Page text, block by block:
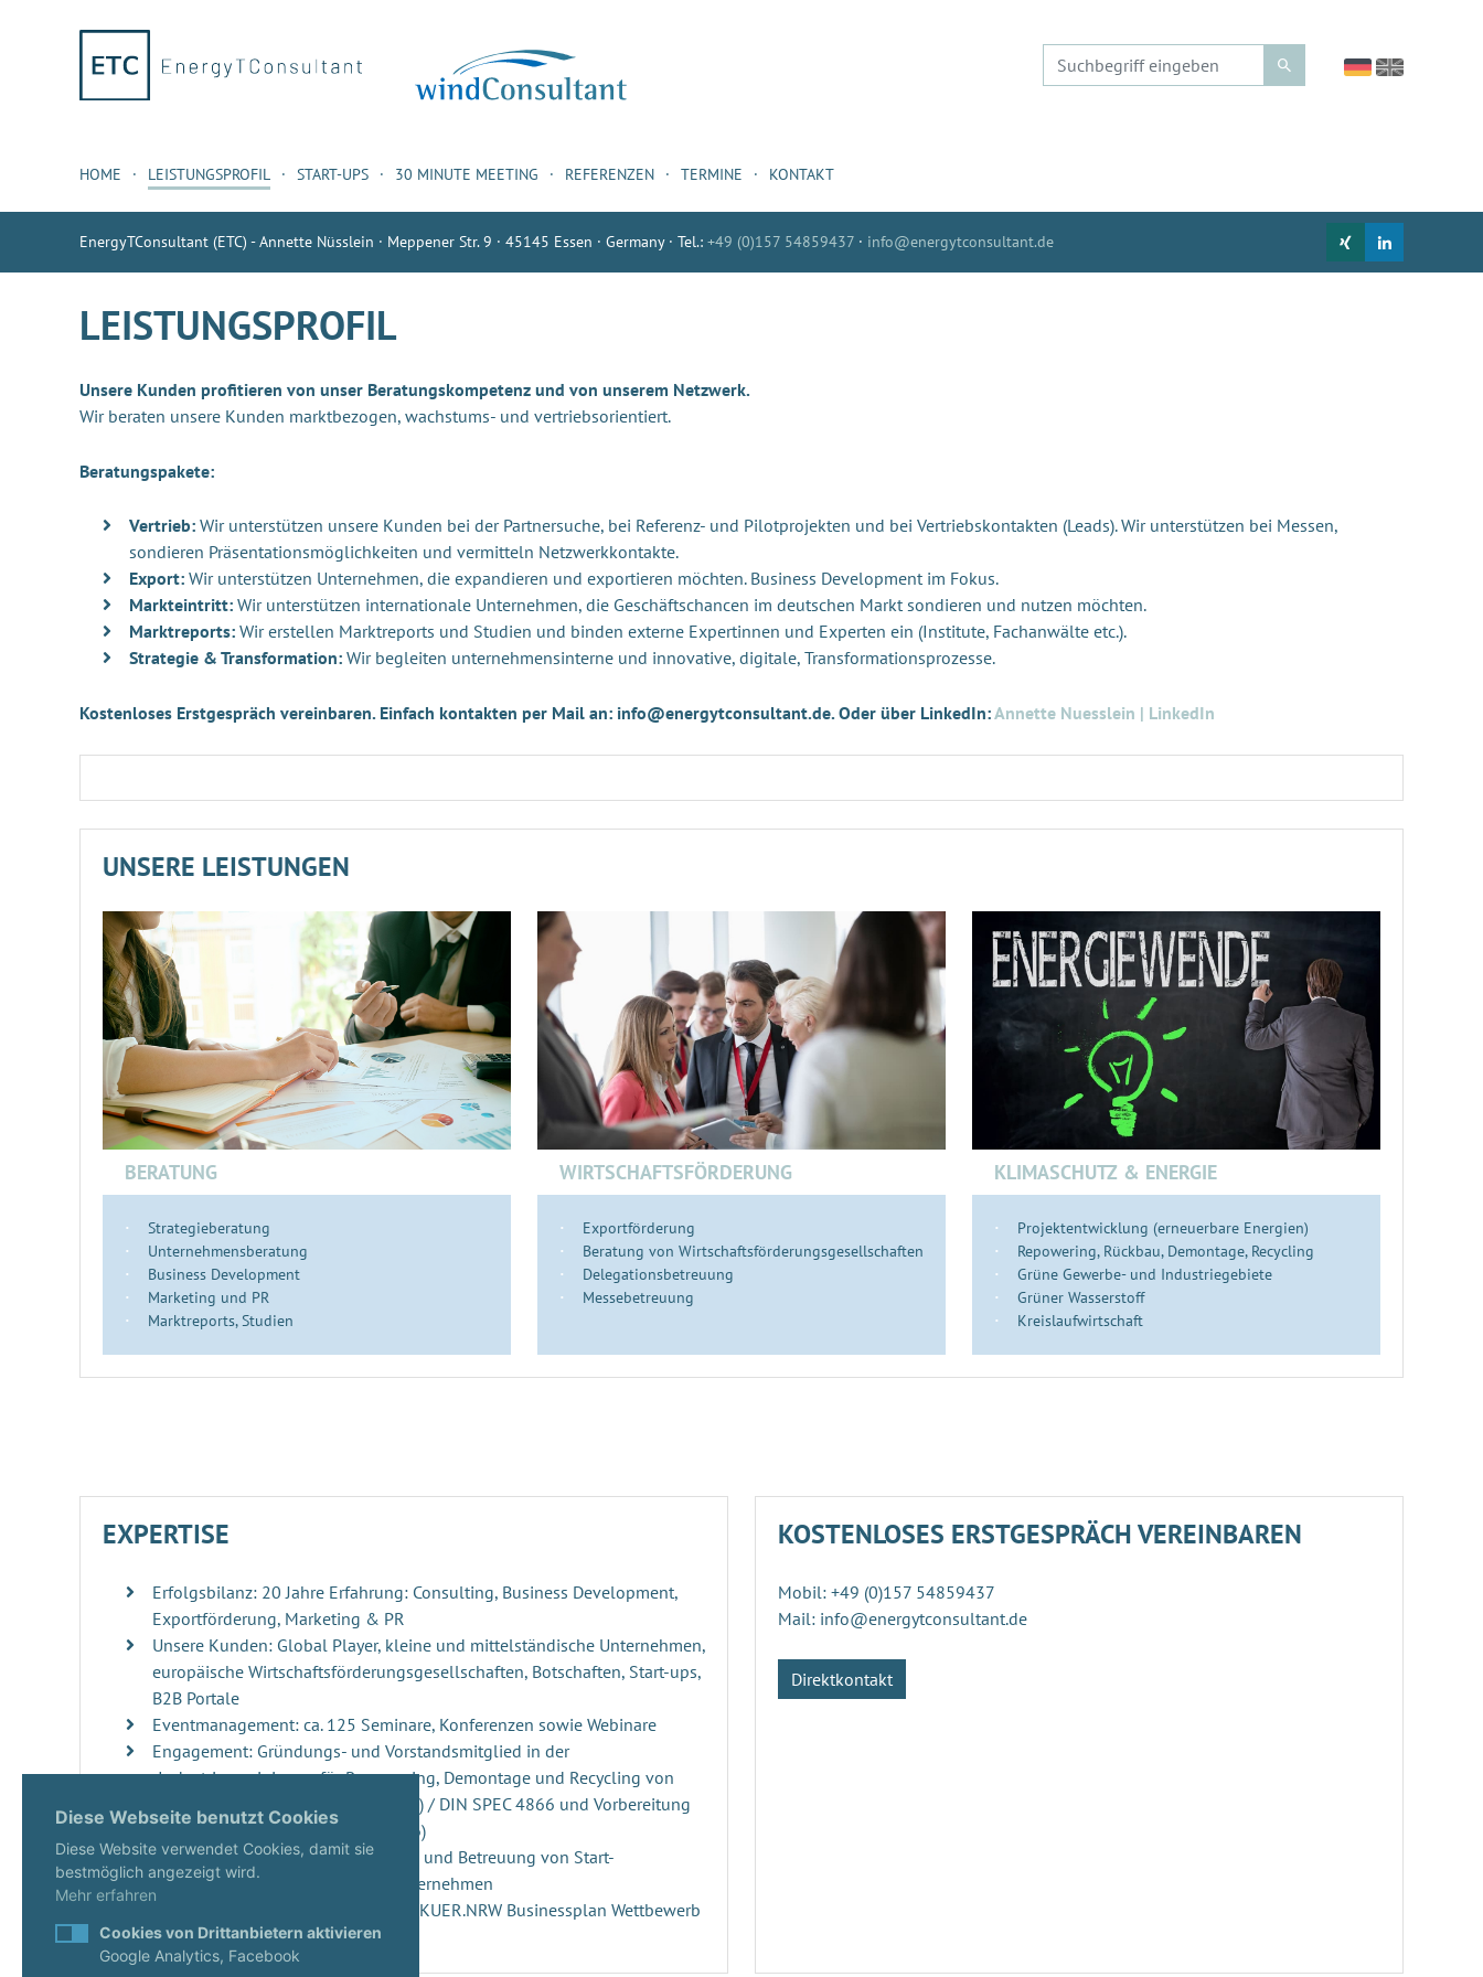
HOME LEISTUNGSPROFIL START-UPS 30 MINUTE MEETING REFERENZEN TERMINE KONTAKT
EnergyTConsultant (ETC) - Annette Nüsslein · Meppener Str. 9 · 45145 Essen · Germany · Tel.: +49 (0)157 54859437 · info@energytconsultant.de
LEISTUNGSPROFIL
Unsere Kunden profitieren von unser Beratungskompetenz und von unserem Netzwerk.
Wir beraten unsere Kunden marktbezogen, wachstums- und vertriebsorientiert.
Beratungspakete:
Vertrieb: Wir unterstützen unsere Kunden bei der Partnersuche, bei Referenz- und Pilotprojekten und bei Vertriebskontakten (Leads). Wir unterstützen bei Messen,
sondieren Präsentationsmöglichkeiten und vermitteln Netzwerkkontakte.
Export: Wir unterstützen Unternehmen, die expandieren und exportieren möchten. Business Development im Fokus.
Markteintritt: Wir unterstützen internationale Unternehmen, die Geschäftschancen im deutschen Markt sondieren und nutzen möchten.
Marktreports: Wir erstellen Marktreports und Studien und binden externe Expertinnen und Experten ein (Institute, Fachanwälte etc.).
Strategie & Transformation: Wir begleiten unternehmensinterne und innovative, digitale, Transformationsprozesse.
Kostenloses Erstgespräch vereinbaren. Einfach kontakten per Mail an: info@energytconsultant.de. Oder über LinkedIn:Annette Nuesslein | LinkedIn
UNSERE LEISTUNGEN
BERATUNG
Strategieberatung
Unternehmensberatung
Business Development
Marketing und PR
Marktreports, Studien
WIRTSCHAFTSFÖRDERUNG
Exportförderung
Beratung von Wirtschaftsförderungsgesellschaften
Delegationsbetreuung
Messebetreuung
KLIMASCHUTZ & ENERGIE
Projektentwicklung (erneuerbare Energien)
Repowering, Rückbau, Demontage, Recycling
Grüne Gewerbe- und Industriegebiete
Grüner Wasserstoff
Kreislaufwirtschaft
EXPERTISE
Erfolgsbilanz: 20 Jahre Erfahrung: Consulting, Business Development,
Exportförderung, Marketing & PR
Unsere Kunden: Global Player, kleine und mittelständische Unternehmen,
europäische Wirtschaftsförderungsgesellschaften, Botschaften, Start-ups,
B2B Portale
Eventmanagement: ca. 125 Seminare, Konferenzen sowie Webinare
Engagement: Gründungs- und Vorstandsmitglied in der
„Industrievereinigung für Repowering, Demontage und Recycling von
Windenergieanlagen“ (RDRWind e.V.) / DIN SPEC 4866 und Vorbereitung
der DIN Norm 4866 (erscheint 2026)
Innovationsmanagement: Beratung und Betreuung von Start-
ups, innovativen Projekten und Unternehmen
Start-ups: Gutachterin seit 2020 im KUER.NRW Businessplan Wettbewerb
KOSTENLOSES ERSTGESPRÄCH VEREINBAREN
Mobil: +49 (0)157 54859437
Mail: info@energytconsultant.de
Direktkontakt
Diese Webseite benutzt Cookies
Diese Website verwendet Cookies, damit sie
bestmöglich angezeigt wird.
Mehr erfahren
Cookies von Drittanbietern aktivieren
Google Analytics, Facebook